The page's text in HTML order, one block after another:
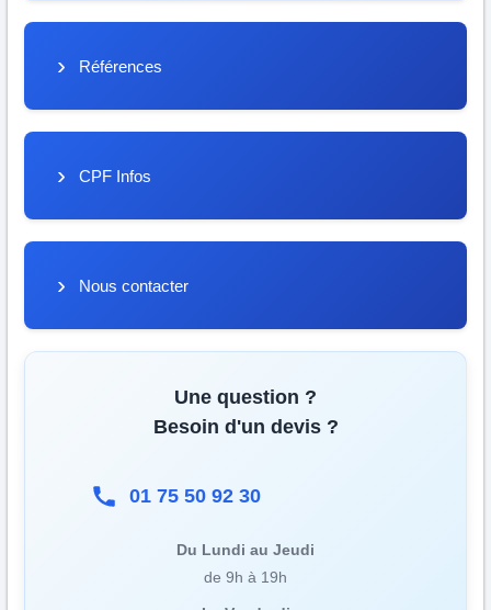
Références
CPF Infos
Nous contacter
Une question ?
Besoin d'un devis ?
01 75 50 92 30
Du Lundi au Jeudi
de 9h à 19h